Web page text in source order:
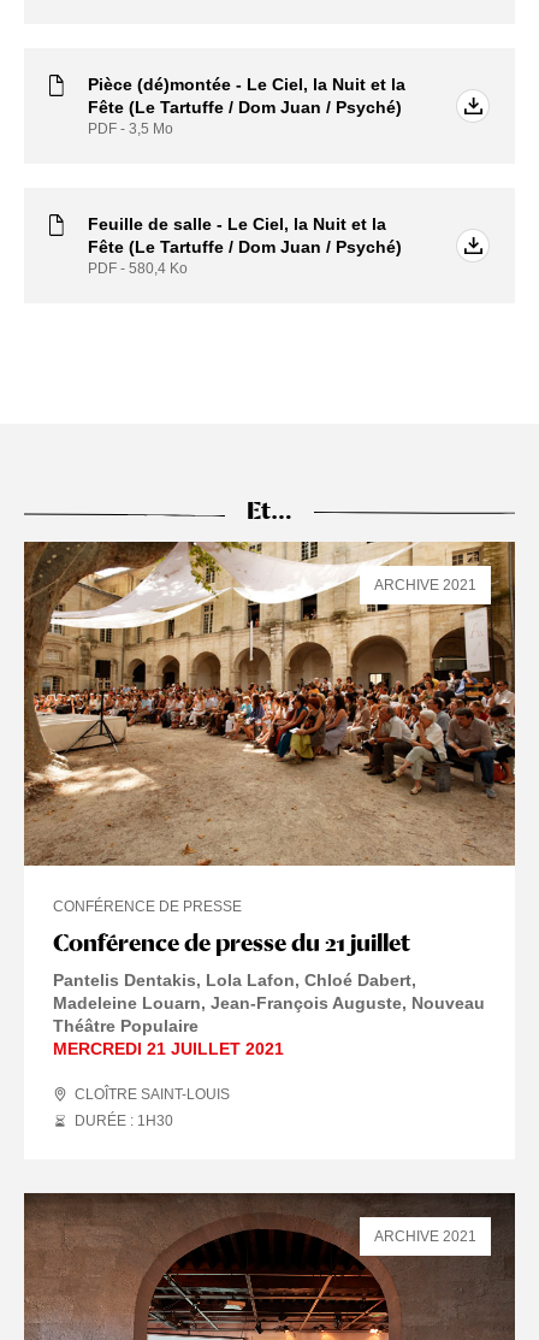
Pièce (dé)montée - Le Ciel, la Nuit et la
Fête (Le Tartuffe / Dom Juan / Psyché)
PDF - 3,5 Mo
Feuille de salle - Le Ciel, la Nuit et la
Fête (Le Tartuffe / Dom Juan / Psyché)
PDF - 580,4 Ko
Et…
Conférence de presse du 21 juillet
CONFÉRENCE DE PRESSE
Pantelis Dentakis Lola Lafon Chloé Dabert
Madeleine Louarn Jean-François Auguste Nouveau
Théâtre Populaire
MERCREDI 21 JUILLET 2021
CLOÎTRE SAINT-LOUIS
DURÉE : 1 H30
ARCHIVE 2021
ARCHIVE 2021